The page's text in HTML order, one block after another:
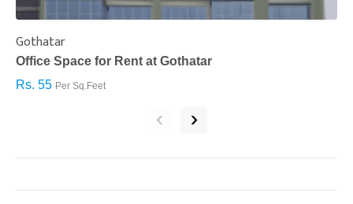
Gothatar
Office Space for Rent at Gothatar
Rs. 55 Per Sq.Feet
‹ ›